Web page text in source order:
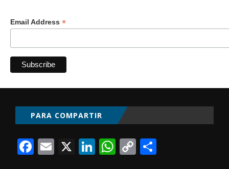
Email Address *
PARA COMPARTIR
Facebook
Email
X LinkedIn
WhatsApp
Copy